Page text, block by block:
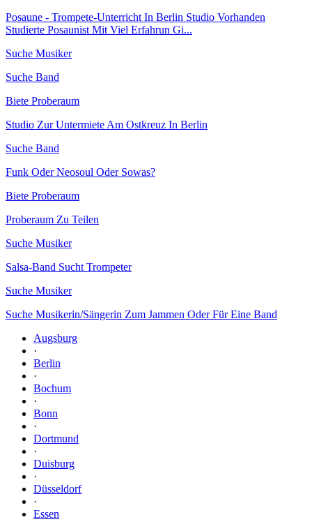
Posaune - Trompete-Unterricht In Berlin Studio Vorhanden
Studierte Posaunist Mit Viel Erfahrun Gi...
Suche Musiker
Suche Band
Biete Proberaum
Studio Zur Untermiete Am Ostkreuz In Berlin
Suche Band
Funk Oder Neosoul Oder Sowas?
Biete Proberaum
Proberaum Zu Teilen
Suche Musiker
Salsa-Band Sucht Trompeter
Suche Musiker
Suche Musikerin/Sängerin Zum Jammen Oder Für Eine Band
Augsburg
·
Berlin
·
Bochum
·
Bonn
·
Dortmund
·
Duisburg
·
Düsseldorf
·
Essen